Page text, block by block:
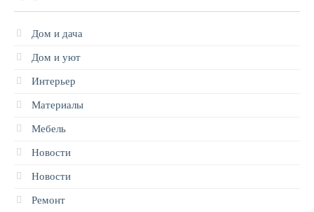
Дом и дача
Дом и уют
Интерьер
Материалы
Мебель
Новости
Новости
Ремонт